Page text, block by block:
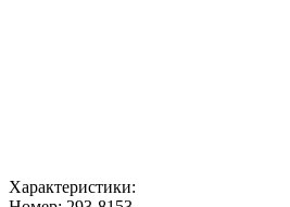
Характеристики: